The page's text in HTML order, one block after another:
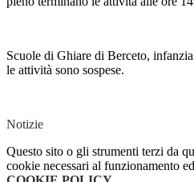
Scuole di Ghiare di Berceto,
le attività sono sospese.
Notizie
Questo sito o gli strumenti terzi da
cookie necessari al funzionamento